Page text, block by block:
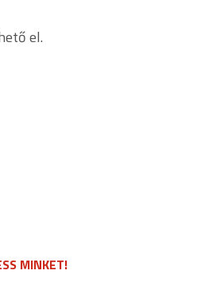
el.
MINKET!